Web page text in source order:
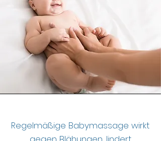
Regelmäßige Babymassage wirkt